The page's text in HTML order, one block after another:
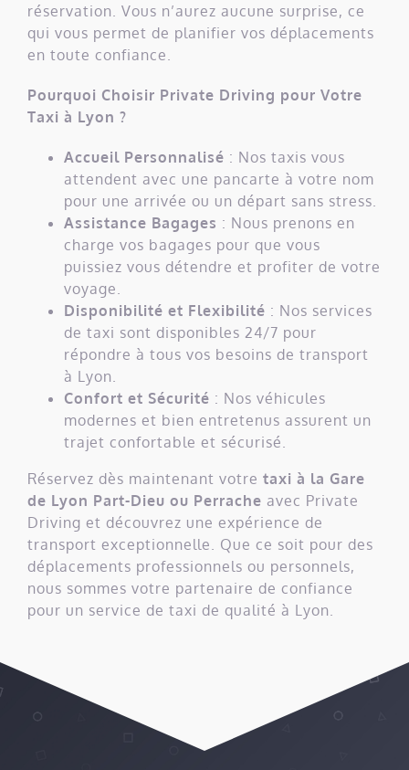
réservation. Vous n’aurez aucune surprise, ce
qui vous permet de planifier vos déplacements
en toute confiance.
Pourquoi Choisir Private Driving pour Votre
Taxi à Lyon ?
Accueil Personnalisé : Nos taxis vous
attendent avec une pancarte à votre nom
pour une arrivée ou un départ sans stress.
Assistance Bagages : Nous prenons en
charge vos bagages pour que vous
puissiez vous détendre et profiter de votre
voyage.
Disponibilité et Flexibilité : Nos services
de taxi sont disponibles 24/7 pour
répondre à tous vos besoins de transport
à Lyon.
Confort et Sécurité : Nos véhicules
modernes et bien entretenus assurent un
trajet confortable et sécurisé.
Réservez dès maintenant votre taxi à la Gare
de Lyon Part-Dieu ou Perrache avec Private
Driving et découvrez une expérience de
transport exceptionnelle. Que ce soit pour des
déplacements professionnels ou personnels,
nous sommes votre partenaire de confiance
pour un service de taxi de qualité à Lyon.